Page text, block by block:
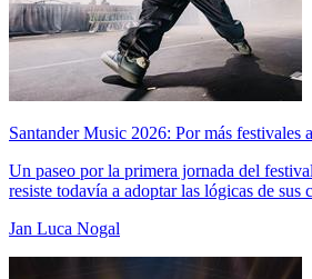
Santander Music 2026: Por más festivales
Un paseo por la primera jornada del
resiste todavía a adoptar las lógicas de sus
Jan Luca Nogal